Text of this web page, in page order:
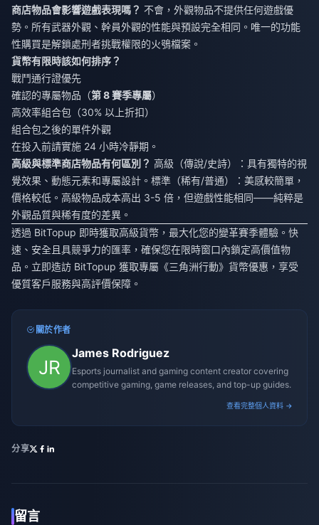
商店物品會影響遊戲表現嗎？ 不會，外觀物品不提供任何遊戲優
勢。所有武器外觀、幹員外觀的性能與預設完全相同。唯一的功能
性購買是解鎖處刑者挑戰權限的火鴞檔案。
貨幣有限時該如何排序？
戰鬥通行證優先
確認的專屬物品（第 8 賽季專屬）
高效率組合包（30% 以上折扣）
組合包之後的單件外觀
在投入前請實施 24 小時冷靜期。
高級與標準商店物品有何區別？ 高級（傳說/史詩）：具有獨特的視
覺效果、動態元素和專屬設計。標準（稀有/普通）：美感較簡單，
價格較低。高級物品成本高出 3-5 倍，但遊戲性能相同——純粹是
外觀品質與稀有度的差異。
透過 BitTopup 即時獲取高級貨幣，最大化您的變革賽季體驗。快
速、安全且具競爭力的匯率，確保您在限時窗口內鎖定高價值物
品。立即造訪 BitTopup 獲取專屬《三角洲行動》貨幣優惠，享受
優質客戶服務與高評價保障。
關於作者
James Rodriguez
Esports journalist and gaming content creator covering
competitive gaming, game releases, and top-up guides.
查看完整個人資料 →
分享
留言